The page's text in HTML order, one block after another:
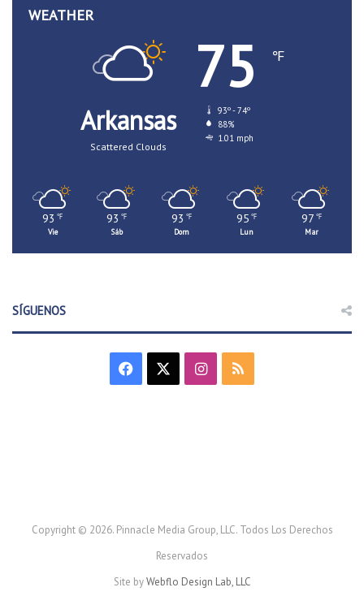
WEATHER
Arkansas
Scattered Clouds
75 ℉
93º - 74º
88%
1.01 mph
93 ℉
Vie
93 ℉
Sáb
93 ℉
Dom
95 ℉
Lun
97 ℉
Mar
SÍGUENOS
o
I
g
r
Copyright © 2026. Pinnacle Media Group, LLC. Todos Los Derechos
Reservados
Site byWebflo Design Lab, LLC